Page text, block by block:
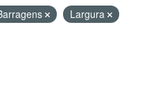
Largura